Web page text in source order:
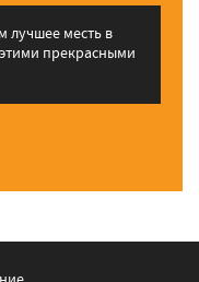
лучшее месть в
прекрасными